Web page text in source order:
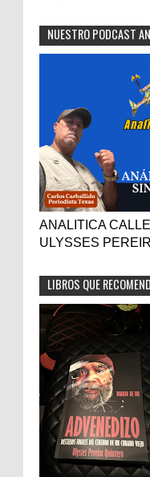
NUESTRO PODCAST
ANALITICA
ULYSSES
LIBROS QUE